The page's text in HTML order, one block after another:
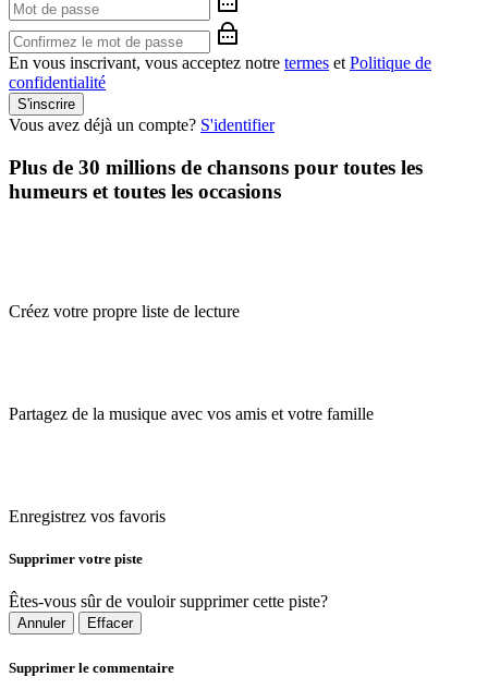
En vous inscrivant, vous acceptez notre termes et Politique de
confidentialité
S'inscrire
Vous avez déjà un compte? S'identifier
Plus de 30 millions de chansons pour toutes les
humeurs et toutes les occasions
Créez votre propre liste de lecture
Partagez de la musique avec vos amis et votre famille
Enregistrez vos favoris
Supprimer votre piste
Êtes-vous sûr de vouloir supprimer cette piste?
Annuler Effacer
Supprimer le commentaire